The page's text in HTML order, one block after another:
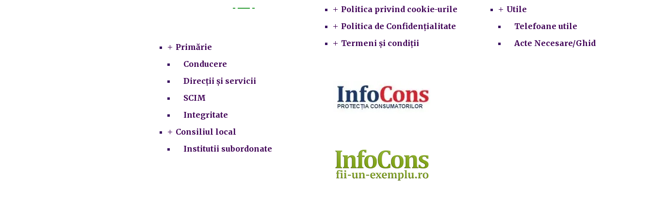
Primărie
Conducere
Direcții și servicii
SCIM
Integritate
Consiliul local
Institutii subordonate
Politica privind cookie-urile
Politica de Confidențialitate
Termeni și condiții
Utile
Telefoane utile
Acte Necesare/Ghid